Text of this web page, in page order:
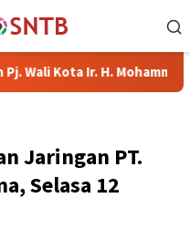
H. Mohammad Rum, MT
Jaringan PT.
Selasa 12